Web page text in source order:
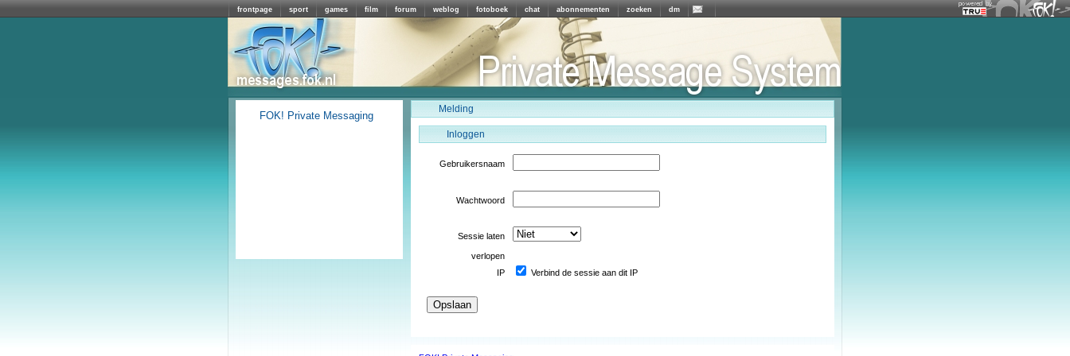
frontpage sport games film forum weblog fotoboek chat abonnementen zoeken dm
Melding
Inloggen
Gebruikersnaam
Wachtwoord
Sessie laten
verlopen
IP
Verbind de sessie aan dit IP
FOK! Private Messaging